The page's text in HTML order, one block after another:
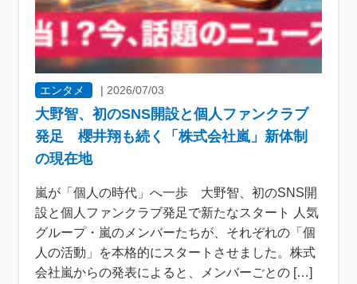
エンタメ | 2026/07/03
大野智、初のSNS開設と個人ファンクラブ
発足 櫻井翔も続く「株式会社嵐」新体制
の現在地
嵐が「個人の時代」へ一歩 大野智、初のSNS開
設と個人ファンクラブ発足で新たなスタート 人気
グループ・嵐のメンバーたちが、それぞれの「個
人の活動」を本格的にスタートさせました。株式
会社嵐からの発表によると、メンバーごとの […]